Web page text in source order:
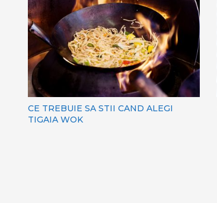
CE TREBUIE SA STII CAND ALEGI
TIGAIA WOK